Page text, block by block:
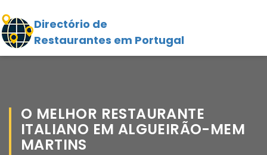
Directório de
Restaurantes em Portugal
O MELHOR RESTAURANTE
ITALIANO EM ALGUEIRÃO-MEM
MARTINS